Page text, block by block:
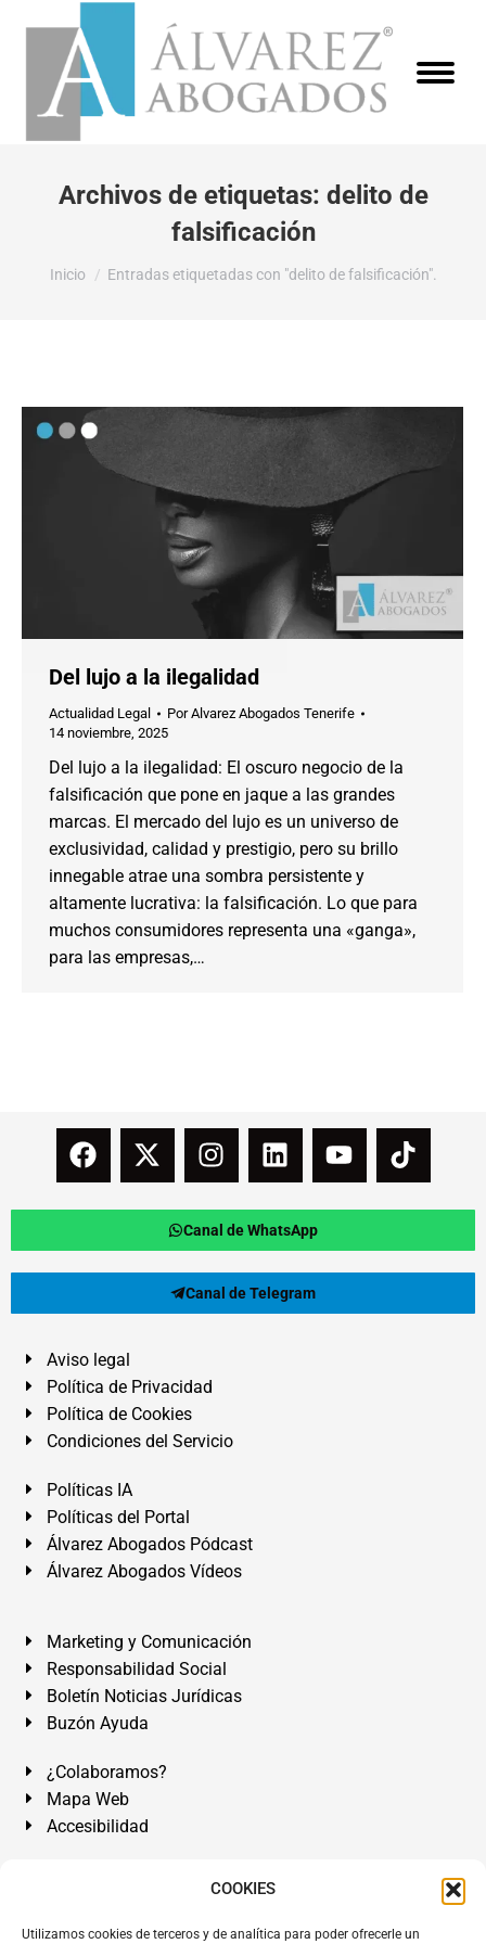
COOKIES
Utilizamos cookies de terceros y de analítica para poder ofrecerle un
Archivos de etiquetas: delito de
falsificación
Estás aquí:
Inicio Entradas etiquetadas con "delito de falsificación".
Del lujo a la ilegalidad
Actualidad Legal PorAlvarez Abogados Tenerife
14 noviembre, 2025
Del lujo a la ilegalidad: El oscuro negocio de la
falsificación que pone en jaque a las grandes
marcas. El mercado del lujo es un universo de
exclusividad, calidad y prestigio, pero su brillo
innegable atrae una sombra persistente y
altamente lucrativa: la falsificación. Lo que para
muchos consumidores representa una «ganga»,
para las empresas,…
Canal de WhatsApp
Canal de Telegram
Aviso legal
Política de Privacidad
Política de Cookies
Condiciones del Servicio
Políticas IA
Políticas del Portal
Álvarez Abogados Pódcast
Álvarez Abogados Vídeos
Marketing y Comunicación
Responsabilidad Social
Boletín Noticias Jurídicas
Buzón Ayuda
¿Colaboramos?
Mapa Web
Accesibilidad
Álvarez Abogados Tenerife:Calle Teobaldo Power Nº 7,
de Tenerife. Islas Canarias.